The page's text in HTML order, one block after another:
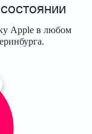
Apple в любом